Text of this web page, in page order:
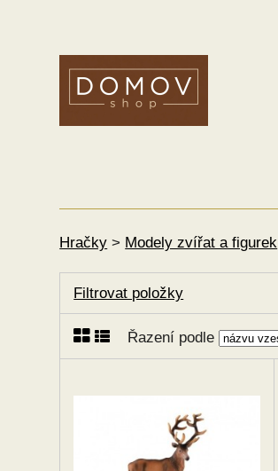
Hračky > Modely zvířat a figurek
Filtrovat položky
Řazení podle